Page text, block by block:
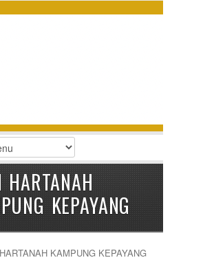
Me
|Recover Password
HARTANAH
KEPAYANG
KAMPUNG KEPAYANG